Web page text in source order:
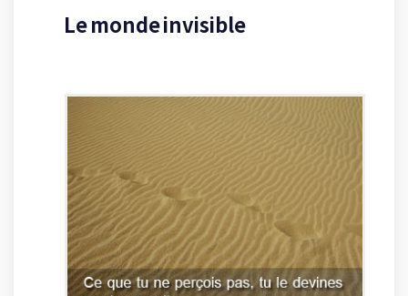
Le monde invisible